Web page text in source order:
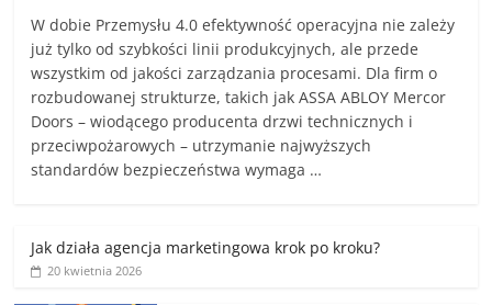
W dobie Przemysłu 4.0 efektywność operacyjna nie zależy
już tylko od szybkości linii produkcyjnych, ale przede
wszystkim od jakości zarządzania procesami. Dla firm o
rozbudowanej strukturze, takich jak ASSA ABLOY Mercor
Doors – wiodącego producenta drzwi technicznych i
przeciwpożarowych – utrzymanie najwyższych
standardów bezpieczeństwa wymaga …
Jak działa agencja marketingowa krok po kroku?
20 kwietnia 2026